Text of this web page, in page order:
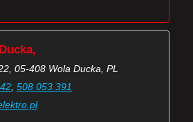
05-408 Wola Ducka, PL
508 053 391